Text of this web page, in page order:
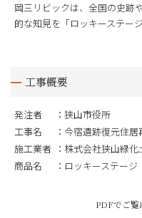
岡三リビックは、全国の史跡
的な知見を「ロッキーステー
工事概要
発注者
狭山市役所
工事名
今宿遺跡復元住居
施工業者
株式会社狭山緑化
商品名
ロッキーステージ
PDFでご覧